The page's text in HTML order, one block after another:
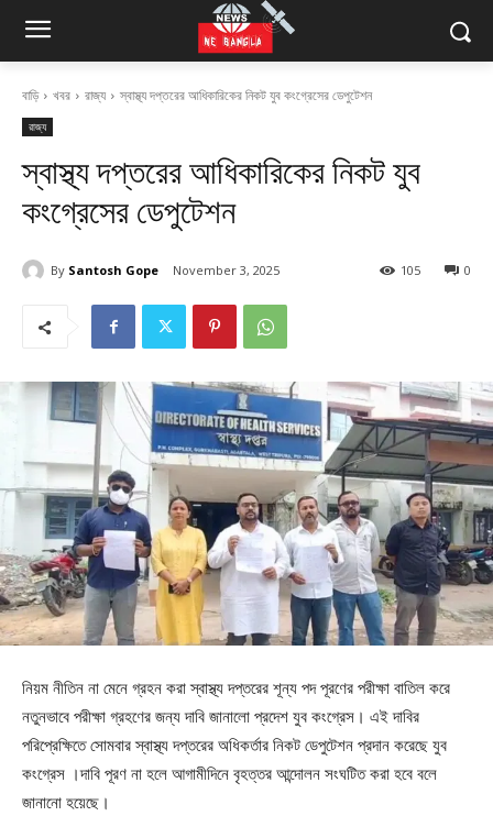
বাড়ি খবর রাজ্য স্বাস্থ্য দপ্তরের আধিকারিকের নিকট যুব কংগ্রেসের ডেপুটেশন
রাজ্য
স্বাস্থ্য দপ্তরের আধিকারিকের নিকট যুব
কংগ্রেসের ডেপুটেশন
By Santosh Gope November 3, 2025 0
105
নিয়ম নীতিন না মেনে গ্রহন করা স্বাস্থ্য দপ্তরের শূন্য পদ পূরণের পরীক্ষা বাতিল করে
নতুনভাবে পরীক্ষা গ্রহণের জন্য দাবি জানালো প্রদেশ যুব কংগ্রেস। এই দাবির
পরিপ্রেক্ষিতে সোমবার স্বাস্থ্য দপ্তরের অধিকর্তার নিকট ডেপুটেশন প্রদান করেছে যুব
কংগ্রেস ।দাবি পূরণ না হলে আগামীদিনে বৃহত্তর আন্দোলন সংঘটিত করা হবে বলে
জানানো হয়েছে।